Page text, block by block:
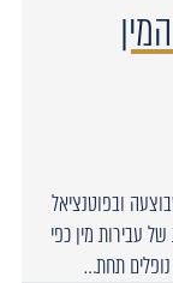
ובפוטנציאל
עבירות מין כפי
תחת…